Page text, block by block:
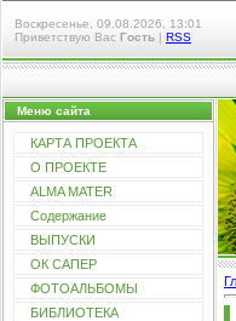
Воскресенье, 09.08.2026, 13:01
Приветствую Вас Гость | RSS
Меню сайта
КАРТА ПРОЕКТА
О ПРОЕКТЕ
ALMA MATER
Содержание
ВЫПУСКИ
ОК САПЕР
ФОТОАЛЬБОМЫ
БИБЛИОТЕКА